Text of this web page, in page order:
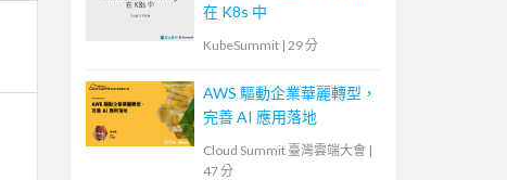
在 K8s 中
KubeSummit | 29 分
AWS 驅動企業華麗轉型，
完善 AI 應用落地
Cloud Summit 臺灣雲端大會 |
47 分